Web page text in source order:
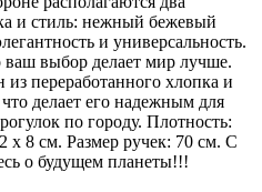
и стиль: нежный бежевый
и универсальность.
ваш выбор делает мир лучше.
переработанного хлопка и
делает его надежным для
по городу. Плотность:
х 8 см. Размер ручек: 70 см. С
о будущем планеты!!!